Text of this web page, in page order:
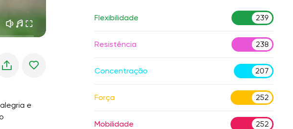
e
Flexibilidade 239
Resistência 238
Concentração 207
Força 252
Mobilidade 252